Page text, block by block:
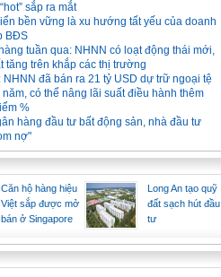
sắp ra mắt
bền vững là xu hướng tất yếu của doanh
BĐS
tuần qua: NHNN có loạt động thái mới,
tăng trên khắp các thị trường
NHNN đã bán ra 21 tỷ USD dự trữ ngoại tệ
có thể nâng lãi suất điều hành thêm
%
hàng đầu tư bất động sản, nhà đầu tư
nợ"
Căn hộ hàng hiệu
Việt sắp được mở
bán ở Singapore
Long An tạo quỹ
đất sạch hút đầu
tư